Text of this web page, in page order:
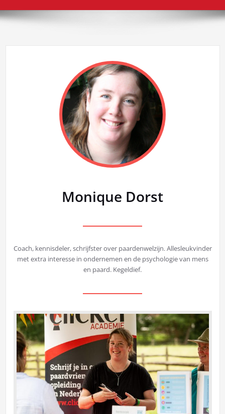
Monique Dorst
Coach, kennisdeler, schrijfster over paardenwelzijn. Allesleukvinder
met extra interesse in ondernemen en de psychologie van mens
en paard. Kegeldief.